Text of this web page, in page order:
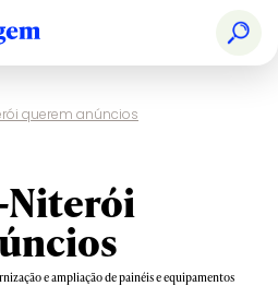
querem anúncios
Niterói
e ampliação de painéis e equipamentos